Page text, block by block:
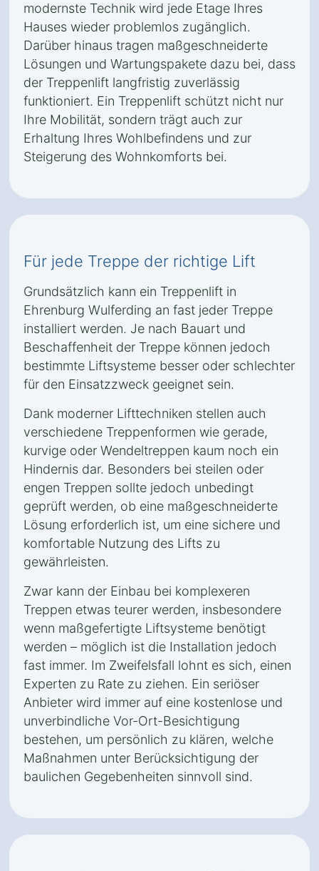
modernste Technik wird jede Etage Ihres
Hauses wieder problemlos zugänglich.
Darüber hinaus tragen maßgeschneiderte
Lösungen und Wartungspakete dazu bei, dass
der Treppenlift langfristig zuverlässig
funktioniert. Ein Treppenlift schützt nicht nur
Ihre Mobilität, sondern trägt auch zur
Erhaltung Ihres Wohlbefindens und zur
Steigerung des Wohnkomforts bei.
Für jede Treppe der richtige Lift
Grundsätzlich kann ein Treppenlift in
Ehrenburg Wulferding an fast jeder Treppe
installiert werden. Je nach Bauart und
Beschaffenheit der Treppe können jedoch
bestimmte Liftsysteme besser oder schlechter
für den Einsatzzweck geeignet sein.
Dank moderner Lifttechniken stellen auch
verschiedene Treppenformen wie gerade,
kurvige oder Wendeltreppen kaum noch ein
Hindernis dar. Besonders bei steilen oder
engen Treppen sollte jedoch unbedingt
geprüft werden, ob eine maßgeschneiderte
Lösung erforderlich ist, um eine sichere und
komfortable Nutzung des Lifts zu
gewährleisten.
Zwar kann der Einbau bei komplexeren
Treppen etwas teurer werden, insbesondere
wenn maßgefertigte Liftsysteme benötigt
werden – möglich ist die Installation jedoch
fast immer. Im Zweifelsfall lohnt es sich, einen
Experten zu Rate zu ziehen. Ein seriöser
Anbieter wird immer auf eine kostenlose und
unverbindliche Vor-Ort-Besichtigung
bestehen, um persönlich zu klären, welche
Maßnahmen unter Berücksichtigung der
baulichen Gegebenheiten sinnvoll sind.